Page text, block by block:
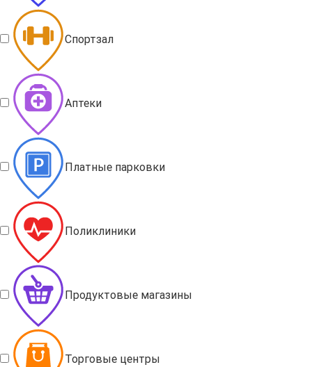
Спортзал
Аптеки
Платные парковки
Поликлиники
Продуктовые магазины
Торговые центры